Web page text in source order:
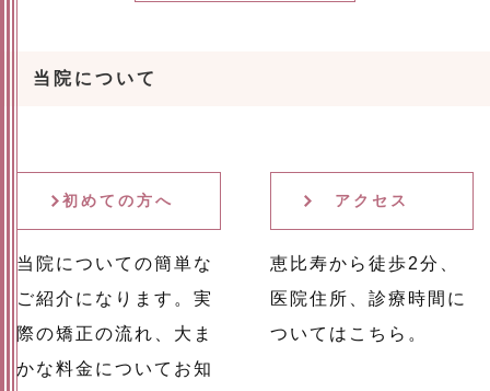
当院について
初めての方へ
当院についての簡単な
ご紹介になります。実
際の矯正の流れ、大ま
かな料金についてお知
アクセス
恵比寿から徒歩2分、
医院住所、診療時間に
ついてはこちら。